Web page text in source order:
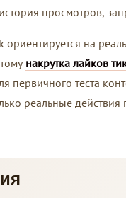
просмотров,
ориентируется на
накрутка лайков
первичного теста
реальные